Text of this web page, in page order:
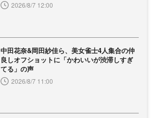
2026/8/7 12:00
中田花奈&岡田紗佳ら、美女雀士4人集合の仲
良しオフショットに「かわいいが渋滞しすぎ
てる」の声
2026/8/7 11:00